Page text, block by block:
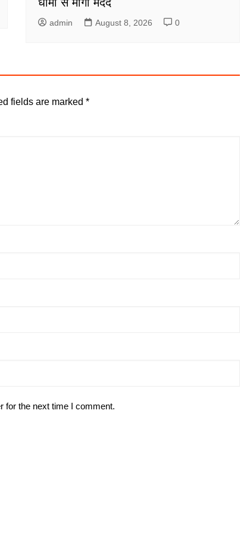
धामी से मांगी मदद
admin August 8, 2026 0
fields are marked *
for the next time I comment.